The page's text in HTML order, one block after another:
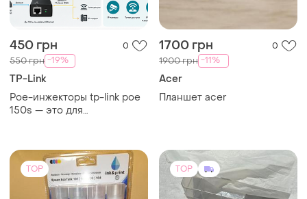
450 грн 0
550 грн -19%
TP-Link
Poe-инжекторы tp-link poe
150s — это для
по одному кабелю к ip-
камерам, точкам доступа и
ip-телефонам
1700 грн 0
1900 грн -11%
Acer
Планшет acer
TOP TOP